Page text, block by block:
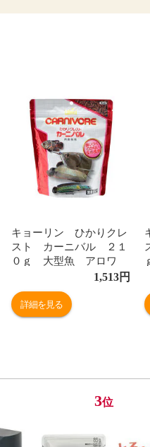
キョーリン ひかりクレ
スト カーニバル ２１
０ｇ 大型魚 アロワ
ナ 餌 エサ えさ お
一人様３０点限り 関東当
日便
1,513円
詳細を見る
3位